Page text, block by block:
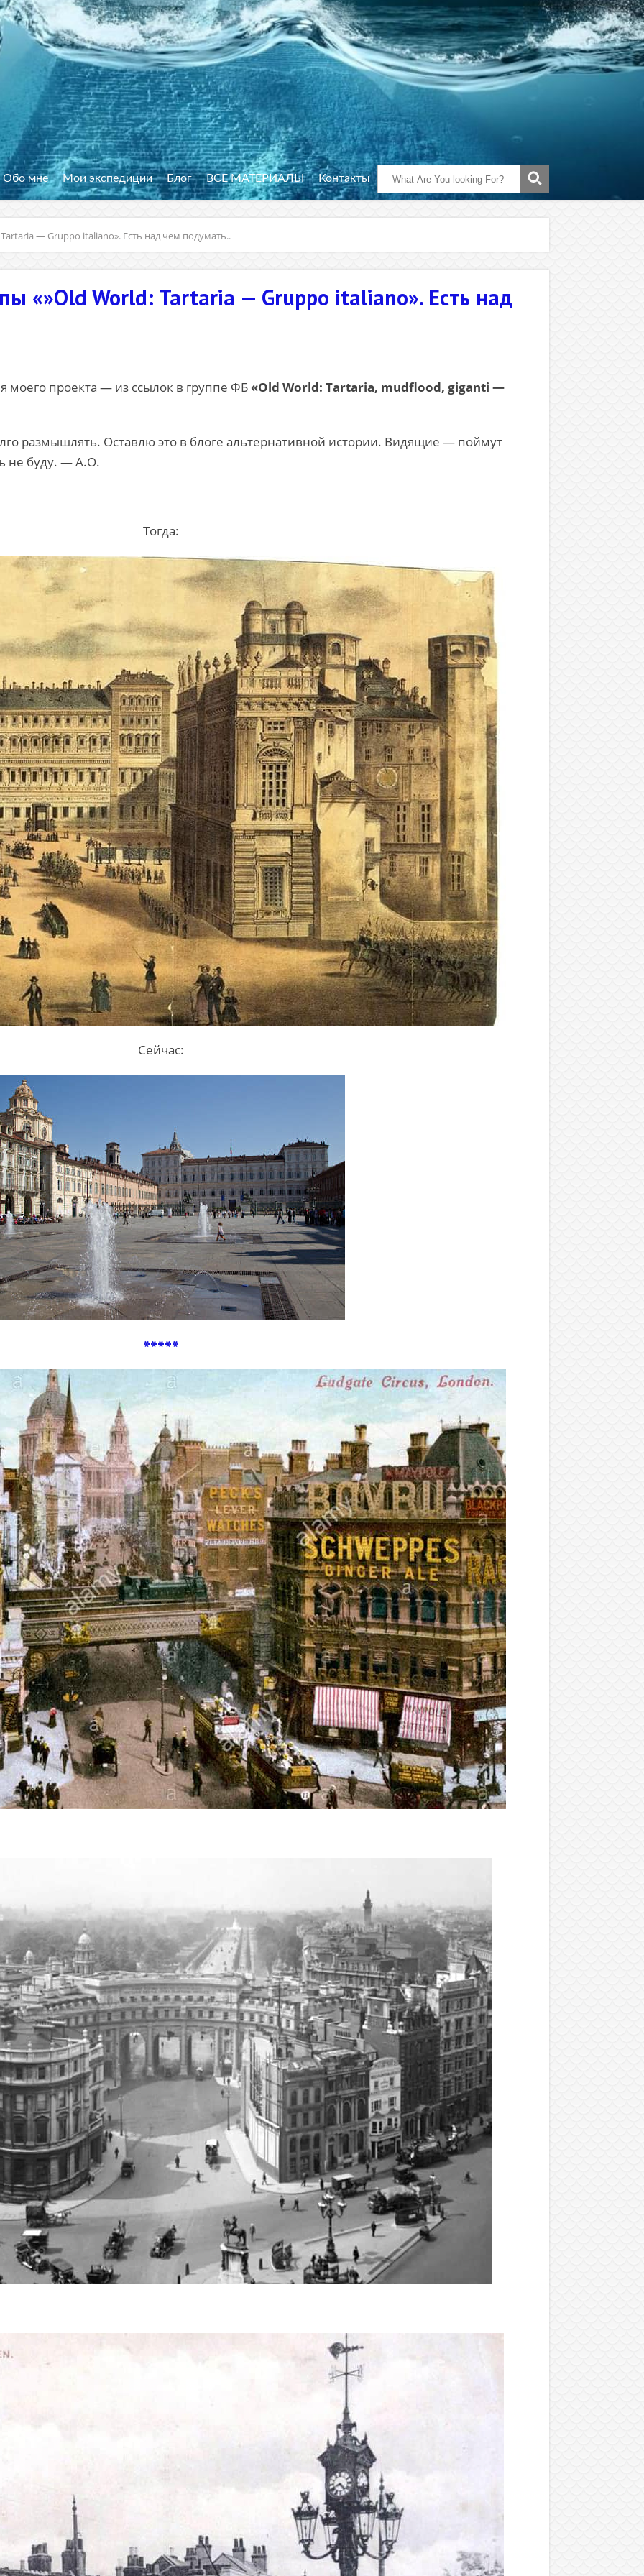
Обо мне Мои экспедиции Блог ВСЕ МАТЕРИАЛЫ Контакты
— Gruppo italiano». Есть над чем подумать..
«»Old World: Tartaria — Gruppo italiano». Есть над
моего проекта — из ссылок в группе ФБ «Old World: Tartaria, mudflood, giganti —
размышлять. Оставлю это в блоге альтернативной истории. Видящие — поймут
не буду. — А.О.
Тогда:
Сейчас:
*****